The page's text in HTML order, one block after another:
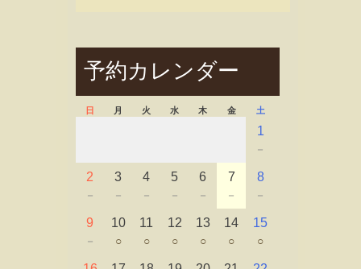
予約カレンダー
日 月 火 水 木 金 土
1
－
2
－
3
－
4
－
5
－
6
－
7
－
8
－
9
－
10
○
11
○
12
○
13
○
14
○
15
○